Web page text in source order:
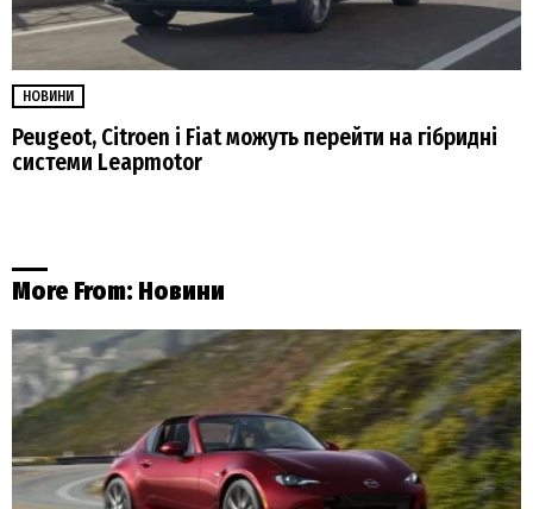
НОВИНИ
Peugeot, Citroen і Fiat можуть перейти на гібридні
системи Leapmotor
More From: Новини